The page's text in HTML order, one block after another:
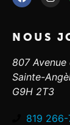
NOUS
807 Avenue
Sainte-
G9H 2T3
819